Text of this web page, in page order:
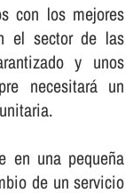
con los mejores
el sector de las
y unos
necesitará un
en una pequeña
de un servicio